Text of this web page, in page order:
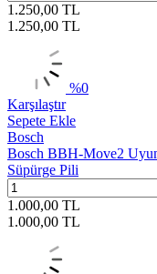
1.250,00 TL
1.250,00 TL
%0
Karşılaştır
Sepete Ekle
Bosch
Bosch BBH-Move2
Süpürge Pili
1.000,00 TL
1.000,00 TL